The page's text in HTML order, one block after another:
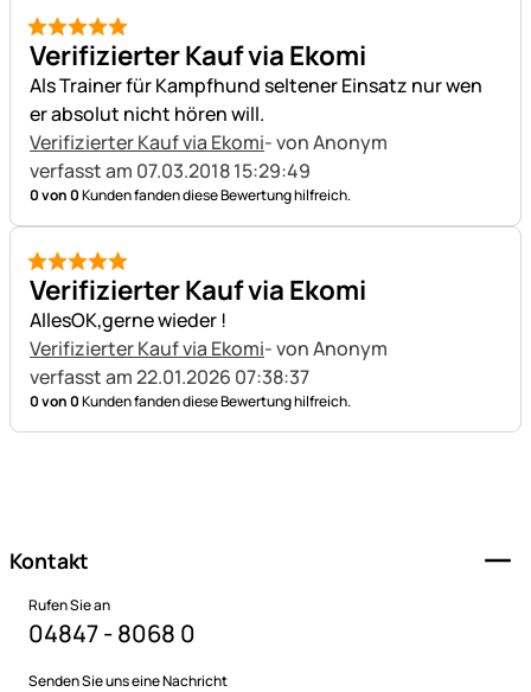
5 von 5
Verifizierter Kauf via Ekomi
Als Trainer für Kampfhund seltener Einsatz nur wen
er absolut nicht hören will.
Verifizierter Kauf via Ekomi- von Anonym
verfasst am 07.03.2018 15:29:49
0 von 0Kunden fanden diese Bewertung hilfreich.
5 von 5
Verifizierter Kauf via Ekomi
AllesOK,gerne wieder !
Verifizierter Kauf via Ekomi- von Anonym
verfasst am 22.01.2026 07:38:37
0 von 0Kunden fanden diese Bewertung hilfreich.
Kontakt
Rufen Sie an
04847 - 8068 0
Senden Sie uns eine Nachricht